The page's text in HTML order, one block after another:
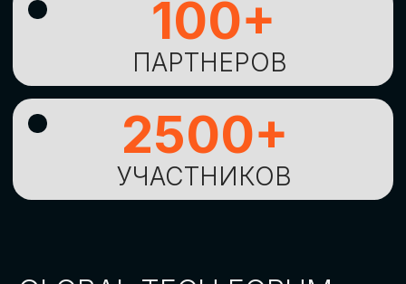
ОСТАВИТЬ
ЗАЯВКУ
Оставьте заявку, наши менеджеры